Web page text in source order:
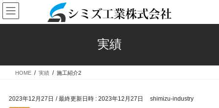
コ
ン
テ
ス
ナ
ビ
ゲ
ン
実績
HOME 実績 施工紹介2
2023年12月27日 / 最終更新日時 : 2023年12月27日 shimizu-industry